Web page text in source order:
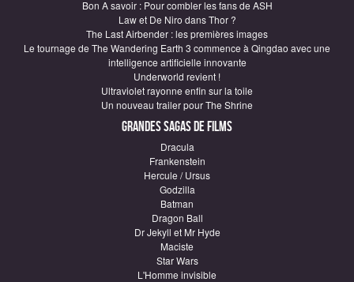
Bon A savoir : Pour combler les fans de ASH
Law et De Niro dans Thor ?
The Last Airbender : les premières images
Le tournage de The Wandering Earth 3 commence à Qingdao avec une
intelligence artificielle innovante
Underworld revient !
Ultraviolet rayonne enfin sur la toile
Un nouveau trailer pour The Shrine
Grandes sagas de Films
Dracula
Frankenstein
Hercule / Ursus
Godzilla
Batman
Dragon Ball
Dr Jekyll et Mr Hyde
Maciste
Star Wars
L'Homme invisible